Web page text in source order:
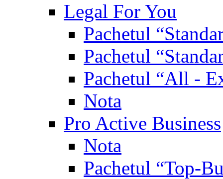
Legal For You
Pachetul
Pachetul
Pachetul “All -
Nota
Pro Active Business
Nota
Pachetul “Top-